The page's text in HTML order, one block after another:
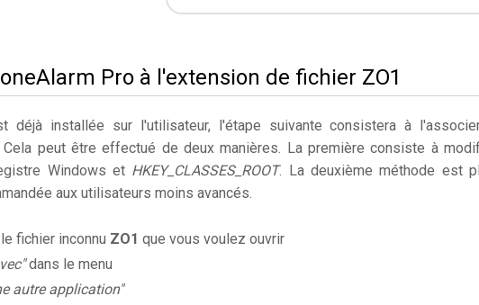
Pro à l'extension de fichier ZO1
déjà installée sur l'utilisateur, l'étape suivante consistera à
Cela peut être effectué de deux manières. La première consiste à
Windows et HKEY_CLASSES_ROOT. La deuxième méthode est
aux utilisateurs moins avancés.
fichier inconnu ZO1 que vous voulez ouvrir
dans le menu
autre application"